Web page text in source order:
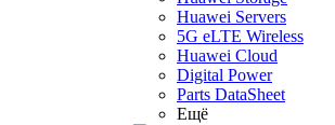
Huawei Servers
5G eLTE Wireless
Huawei Cloud
Digital Power
Parts DataSheet
Ещё